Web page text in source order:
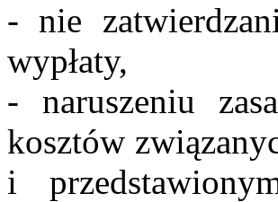
- nie
wypłaty,
- naruszeniu
kosztów
i